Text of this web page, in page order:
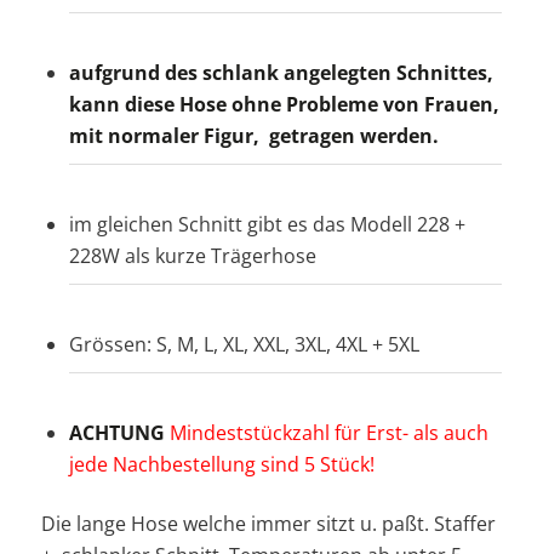
aufgrund des schlank angelegten Schnittes,
kann diese Hose ohne Probleme von Frauen,
mit normaler Figur, getragen werden.
im gleichen Schnitt gibt es das Modell 228 +
228W als kurze Trägerhose
Grössen: S, M, L, XL, XXL, 3XL, 4XL + 5XL
ACHTUNG Mindeststückzahl für Erst- als auch
jede Nachbestellung sind 5 Stück!
Die lange Hose welche immer sitzt u. paßt. Staffer